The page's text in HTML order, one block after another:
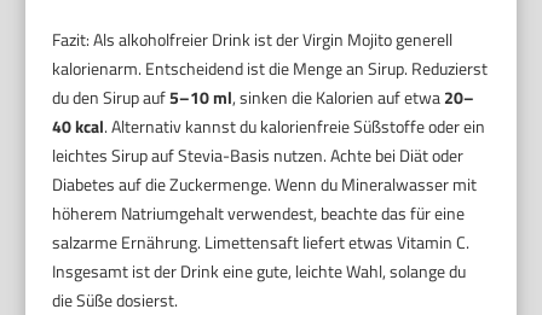
Fazit: Als alkoholfreier Drink ist der Virgin Mojito generell
kalorienarm. Entscheidend ist die Menge an Sirup. Reduzierst
du den Sirup auf5–10 ml, sinken die Kalorien auf etwa20–
40 kcal. Alternativ kannst du kalorienfreie Süßstoffe oder ein
leichtes Sirup auf Stevia-Basis nutzen. Achte bei Diät oder
Diabetes auf die Zuckermenge. Wenn du Mineralwasser mit
höherem Natriumgehalt verwendest, beachte das für eine
salzarme Ernährung. Limettensaft liefert etwas Vitamin C.
Insgesamt ist der Drink eine gute, leichte Wahl, solange du
die Süße dosierst.